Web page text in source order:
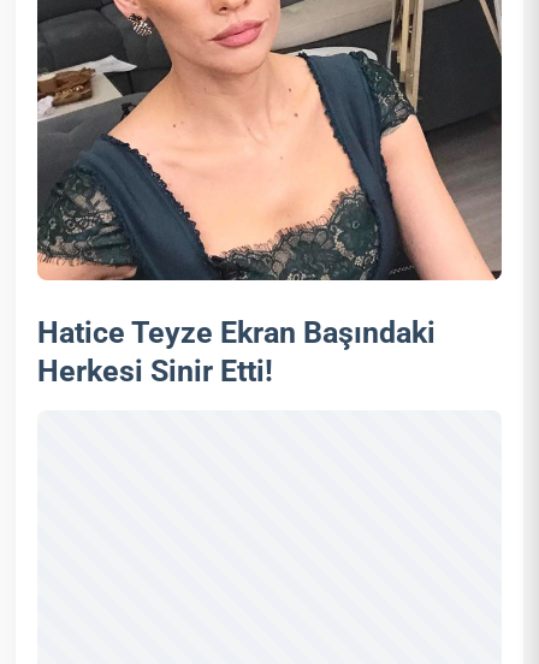
Hatice Teyze Ekran Başındaki
Herkesi Sinir Etti!